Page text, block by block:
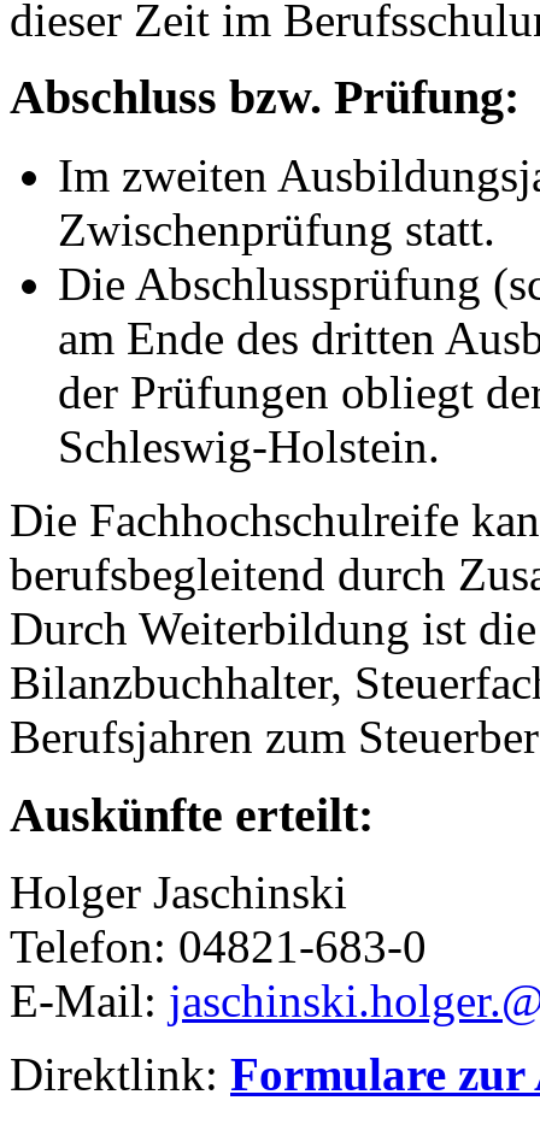
dieser Zeit im
Abschluss bzw. Prüfung:
Im zweiten
Zwischenprüfung statt.
Die Abschlussprüfung
am Ende des dritten
der Prüfungen obliegt
Schleswig-Holstein.
Die Fachhochschulreife
berufsbegleitend durch
Durch Weiterbildung ist
Bilanzbuchhalter,
Berufsjahren zum
Auskünfte erteilt:
Holger Jaschinski
Telefon: 04821-683-0
E-Mail: jaschinski.holger.
Direktlink: Formulare zur